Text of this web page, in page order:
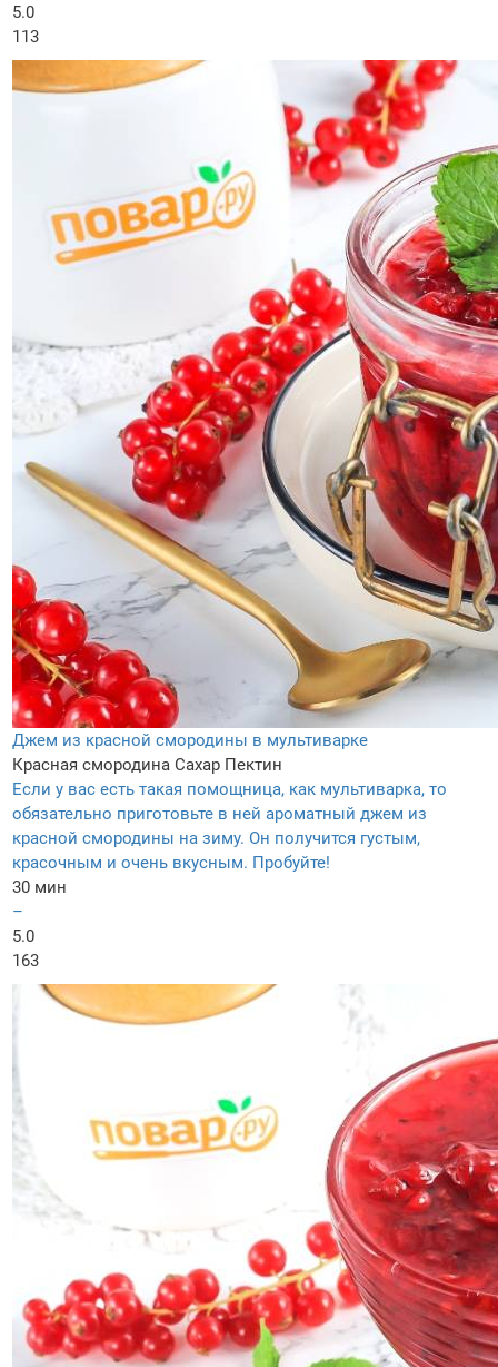
5.0
113
Джем из красной смородины в мультиварке
Красная смородина Сахар Пектин
Если у вас есть такая помощница, как мультиварка, то
обязательно приготовьте в ней ароматный джем из
красной смородины на зиму. Он получится густым,
красочным и очень вкусным. Пробуйте!
30 мин
–
5.0
163